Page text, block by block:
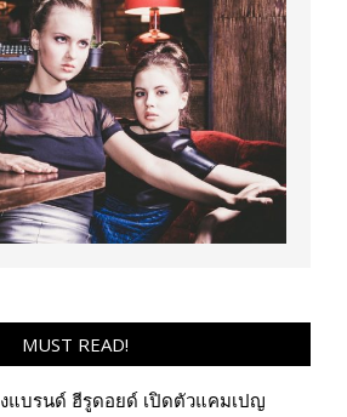
MUST READ!
งแบรนด์ ฮีรูดอยด์ เปิดตัวแคมเปญ